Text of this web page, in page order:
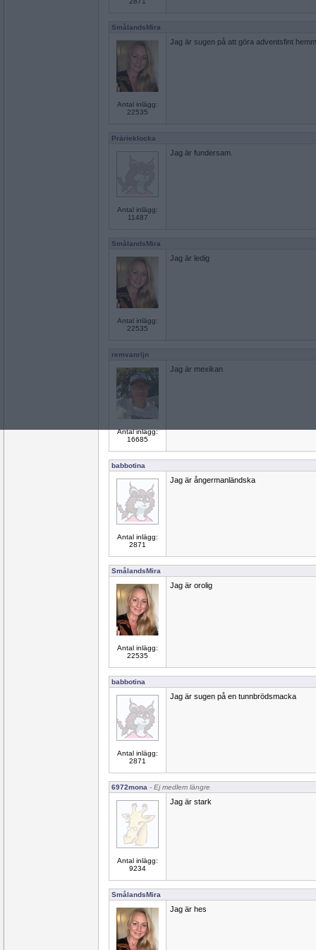
SmålandsMira
Antal inlägg:
22535
Jag är sugen på att göra adventsfint
Prärieklocka
Antal inlägg:
11487
Jag är fundersam.
SmålandsMira
Antal inlägg:
22535
Jag är ledig
remvanrijn
Antal inlägg:
16685
Jag är mexikan
babbotina
Antal inlägg:
2871
Jag är ångermanländska
SmålandsMira
Antal inlägg:
22535
Jag är orolig
babbotina
Antal inlägg:
2871
Jag är sugen på en tunnbrödsmacka
6972mona - Ej medlem längre
Antal inlägg:
9234
Jag är stark
SmålandsMira
Jag är hes